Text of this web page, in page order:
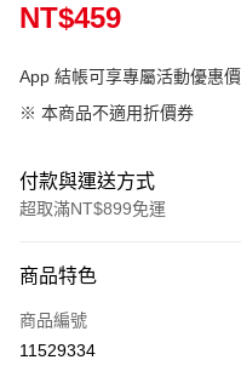
NT$459
App 結帳可享專屬活動優惠價
※ 本商品不適用折價券
付款與運送方式
超取滿NT$899免運
信用卡一次付款
信用卡分期付款
商品特色
商品編號
11529334